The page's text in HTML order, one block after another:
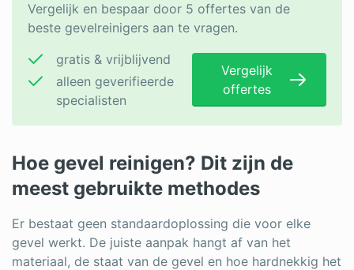
Vergelijk en bespaar door 5 offertes van de
beste gevelreinigers aan te vragen.
gratis & vrijblijvend
alleen geverifieerde
specialisten
Vergelijk
offertes
Hoe gevel reinigen? Dit zijn de
meest gebruikte methodes
Er bestaat geen standaardoplossing die voor elke
gevel werkt. De juiste aanpak hangt af van het
materiaal, de staat van de gevel en hoe hardnekkig het